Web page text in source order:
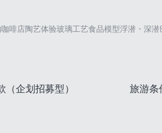
啡店陶艺体验玻璃工艺食品模型浮潜・深潜
（企划招募型） 旅游条